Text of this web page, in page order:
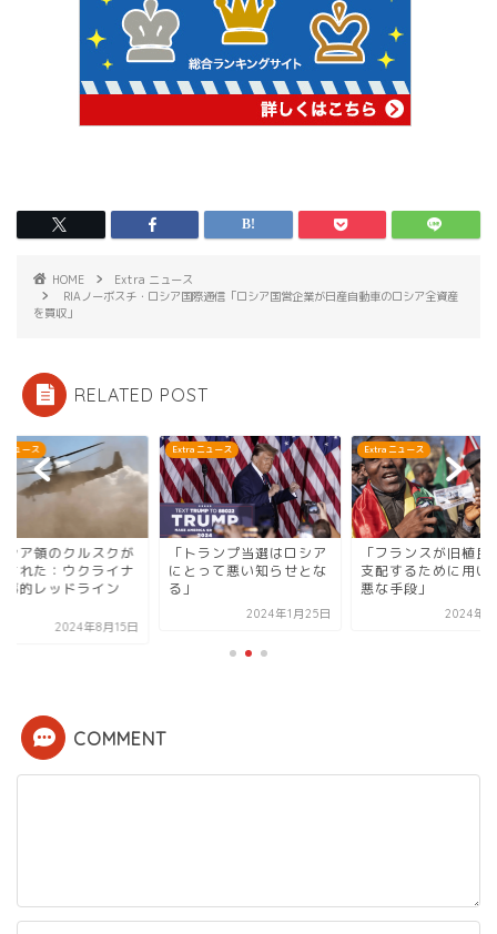
HOME
Extra ニュース
RIAノーボスチ・ロシア国際通信「ロシア国営企業が日産自動車のロシア全資産
を買収」
RELATED POST
ニュース
シア領のクルスクが
された：ウクライナ
事的レッドライン
2024年8月15日
Extra ニュース
「トランプ当選はロシア
にとって悪い知らせとな
る」
2024年1月25日
Extra ニュース
「フランスが旧植民
支配するために用い
悪な手段」
2024年7
COMMENT